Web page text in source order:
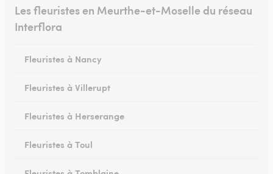
Les fleuristes en Meurthe-et-Moselle du réseau
Interflora
Fleuristes à Nancy
Fleuristes à Villerupt
Fleuristes à Herserange
Fleuristes à Toul